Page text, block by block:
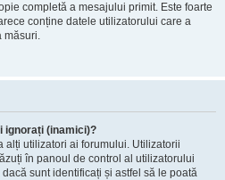
completă a mesajului primit. Este foarte
conține datele utilizatorului care a
măsuri.
ignorați (inamici)?
alți utilizatori ai forumului. Utilizatorii
în panoul de control al utilizatorului
sunt identificați și astfel să le poată